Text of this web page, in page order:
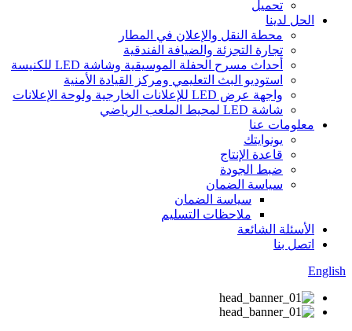
تحميل
الحل لدينا
محطة النقل والإعلان في المطار
تجارة التجزئة والضيافة الفندقية
أحداث مسرح الحفلة الموسيقية وشاشة LED للكنيسة
استوديو البث التعليمي ومركز القيادة الأمنية
واجهة عرض LED للإعلانات الخارجية ولوحة الإعلانات
شاشة LED لمحيط الملعب الرياضي
معلومات عنا
يونوايتك
قاعدة الإنتاج
ضبط الجودة
سياسة الضمان
سياسة الضمان
ملاحظات التسليم
الأسئلة الشائعة
اتصل بنا
English